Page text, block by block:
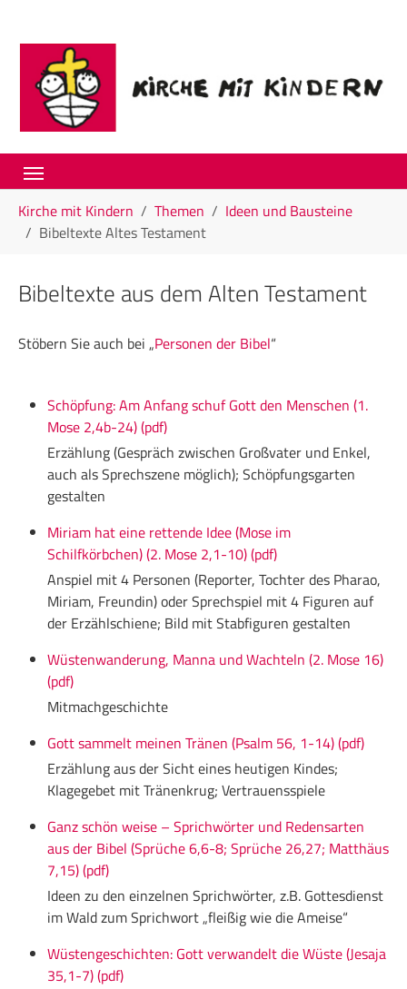
Skip to main navigation
Skip to main content
Skip to page footer
Kirche mit Kindern Themen
Ideen und Bausteine
Bibeltexte Altes Testament
Bibeltexte aus dem Alten Testament
Stöbern Sie auch bei „Personen der Bibel“
Schöpfung: Am Anfang schuf Gott den Menschen (1.
Mose 2,4b-24) (pdf)
Erzählung (Gespräch zwischen Großvater und Enkel,
auch als Sprechszene möglich); Schöpfungsgarten
gestalten
Miriam hat eine rettende Idee (Mose im
Schilfkörbchen) (2. Mose 2,1-10) (pdf)
Anspiel mit 4 Personen (Reporter, Tochter des Pharao,
Miriam, Freundin) oder Sprechspiel mit 4 Figuren auf
der Erzählschiene; Bild mit Stabfiguren gestalten
Wüstenwanderung, Manna und Wachteln (2. Mose 16)
(pdf)
Mitmachgeschichte
Gott sammelt meinen Tränen (Psalm 56, 1-14) (pdf)
Erzählung aus der Sicht eines heutigen Kindes;
Klagegebet mit Tränenkrug; Vertrauensspiele
Ganz schön weise – Sprichwörter und Redensarten
aus der Bibel (Sprüche 6,6-8; Sprüche 26,27; Matthäus
7,15) (pdf)
Ideen zu den einzelnen Sprichwörter, z.B. Gottesdienst
im Wald zum Sprichwort „fleißig wie die Ameise“
Wüstengeschichten: Gott verwandelt die Wüste (Jesaja
35,1-7) (pdf)